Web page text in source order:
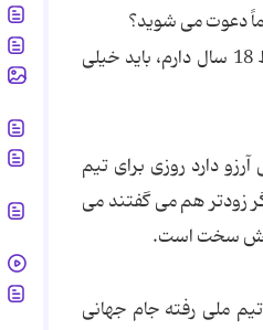
دعوت مى شوید؟
< بله، فكر مى كنم همین طور باشد. خب من همه تلاشم را مى كنم تا آقاى برانكو قانع شود. الان فقط 18 سال دارم، باید خیلى
دارد روزى براى تیم
زودتر هم مى گفتند مى
سخت است.
ملى رفته جام جهانى